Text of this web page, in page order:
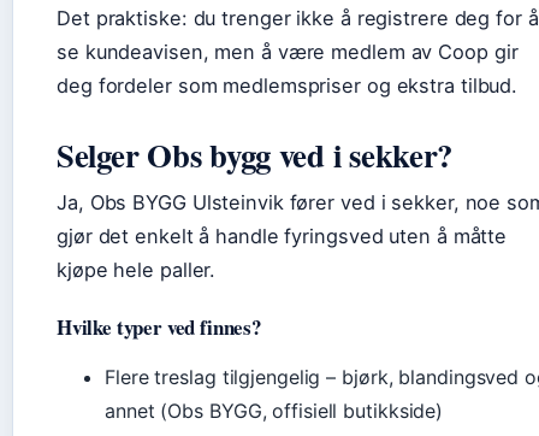
Det praktiske: du trenger ikke å registrere deg for å
se kundeavisen, men å være medlem av Coop gir
deg fordeler som medlemspriser og ekstra tilbud.
Selger Obs bygg ved i sekker?
Ja, Obs BYGG Ulsteinvik fører ved i sekker, noe
gjør det enkelt å handle fyringsved uten å måtte
kjøpe hele paller.
Hvilke typer ved finnes?
Flere treslag tilgjengelig – bjørk, blandingsved
annet (Obs BYGG, offisiell butikkside)